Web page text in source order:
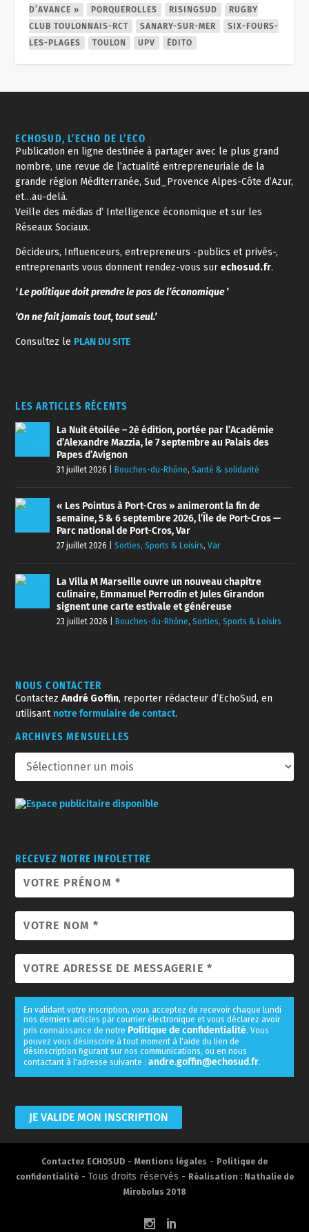
D’AVANCE »
PORQUEROLLES RISINGSUD
RUGBY
CLUB TOULONNAIS-RCT
SANARY-SUR-MER
SIX-FOURS-
LES-PLAGES
TOULON UPV ÉDITO
ECHOSUD, L’ECHO DE L’ECO
Publication en ligne destinée à partager avec le plus grand
nombre, une revue de l’actualité entrepreneuriale de la
grande région Méditerranée, Sud_Provence Alpes-Côte d’Azur,
et…au-delà.
Veille des médias d’ Intelligence économique et sur les
Réseaux Sociaux.
Décideurs, Influenceurs, entrepreneurs -publics et privés-,
entreprenants vous donnent rendez-vous surechosud.fr.
‘ Le politique doit prendre le pas de l’économique ’
‘On ne fait jamais tout, tout seul.’
Consultez le PLAN DU SITE
LES ARTICLES RÉCENTS
La Nuit étoilée – 2è édition, portée par l’Académie
d’Alexandre Mazzia, le 7 septembre au Palais des
Papes d’Avignon
31 juillet 2026 Bouches-du-Rhône,Santé & solidarité
« Les Pointus à Port-Cros » animeront la fin de
semaine, 5 & 6 septembre 2026, l’Île de Port-Cros —
Parc national de Port-Cros, Var
27 juillet 2026 |Sorties, Sports & Loisirs,Var
La Villa M Marseille ouvre un nouveau chapitre
culinaire, Emmanuel Perrodin et Jules Girandon
signent une carte estivale et généreuse
23 juillet 2026 Bouches-du-Rhône,Sorties, Sports & Loisirs
NOUS CONTACTER
ContactezAndré Goffin, reporter rédacteur d’EchoSud, en
utilisant notre formulaire de contact.
ARCHIVES MENSUELLES
RECEVEZ NOTRE INFOLETTRE
En validant votre inscription, vous acceptez de recevoir chaque lundi
nos derniers articles par courrier électronique et vous déclarez avoir
pris connaissance de notre Politique de confidentialité. Vous
pouvez vous désinscrire à tout moment à l'aide du lien de
désinscription figurant sur nos communications, ou en nous
contactant à l'adresse suivante :andre.goffin@echosud.fr.
Contactez ECHOSUD - Mentions légales - Politique de
confidentialité- Tous droits réservés - Réalisation : Nathalie de
Mirobolus 2018